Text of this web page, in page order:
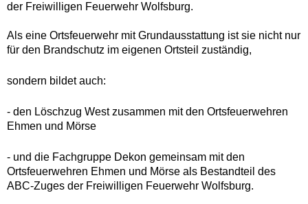
der Freiwilligen Feuerwehr Wolfsburg.
Als eine Ortsfeuerwehr mit Grundausstattung ist sie nicht nur
für den Brandschutz im eigenen Ortsteil zuständig,
sondern bildet auch:
- den Löschzug West zusammen mit den Ortsfeuerwehren
Ehmen und Mörse
- und die Fachgruppe Dekon gemeinsam mit den
Ortsfeuerwehren Ehmen und Mörse als Bestandteil des
ABC-Zuges der Freiwilligen Feuerwehr Wolfsburg.